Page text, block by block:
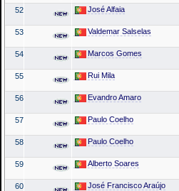
52 José Alfaia
53 Valdemar Salselas
54 Marcos Gomes
55 Rui Mila
56 Evandro Amaro
57 Paulo Coelho
58 Paulo Coelho
59 Alberto Soares
60 José Francisco Araújo